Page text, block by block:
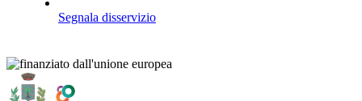
Segnala disservizio